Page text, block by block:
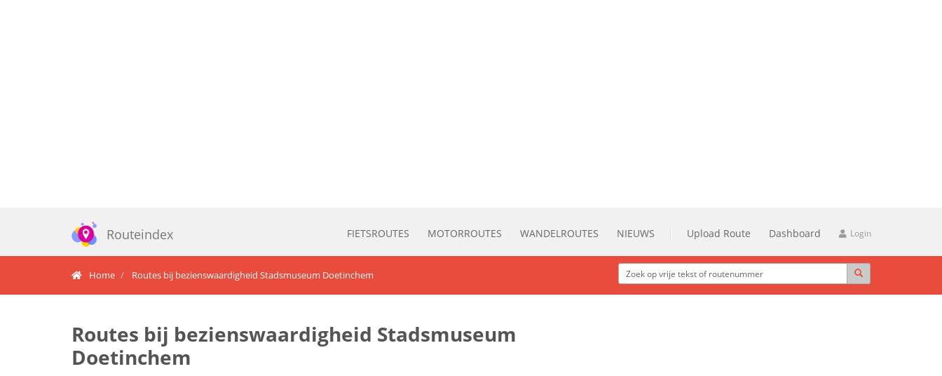
Routeindex FIETSROUTES MOTORROUTES WANDELROUTES NIEUWS Upload Route Dashboard Login
Home Routes bij bezienswaardigheid Stadsmuseum Doetinchem
Routes bij bezienswaardigheid Stadsmuseum
Doetinchem